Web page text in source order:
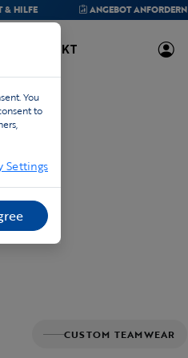
& HILFE ANGEBOTANFORDERN
KONTAKT
CUSTOM TEAMWEAR
You
to
Settings